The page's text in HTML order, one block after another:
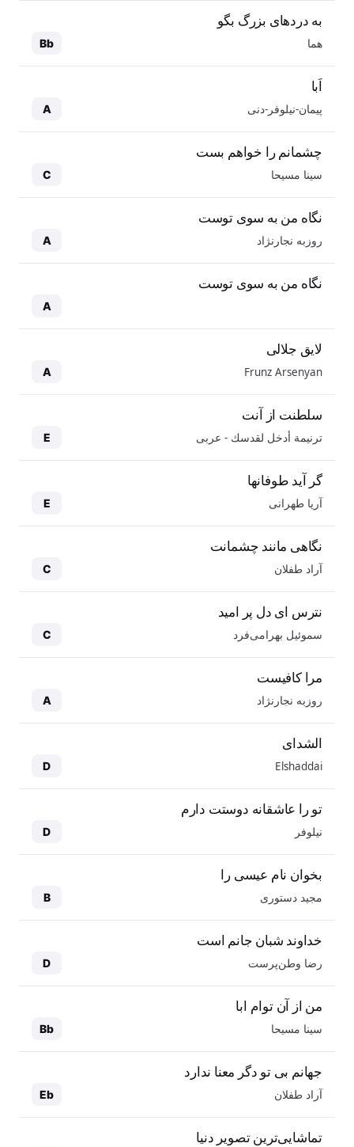
به دردهای بزرگ بگو
هما Bb
اَبا
پیمان-نیلوفر-دنی A
چشمانم را خواهم بست
سینا مسیحا C
نگاه من به سوی توست
روزبه نجارنژاد A
نگاه من به سوی توست
A
لایق جلالی
Frunz Arsenyan
A
سلطنت از آنت
ترنيمة أدخل لقدسك - عربی E
گر آید طوفانها
آریا طهرانی E
نگاهی مانند چشمانت
آراد طفلان C
نترس ای دل پر امید
سموئیل بهرامی‌فرد C
مرا کافیست
روزبه نجارنژاد A
الشدای
Elshaddai
D
تو را عاشقانه دوستت دارم
نیلوفر D
بخوان نام عیسی را
مجید دستوری B
خداوند شبان جانم است
رضا وطن‌پرست D
من از آن توام ابا
سینا مسیحا Bb
جهانم بی تو دگر معنا ندارد
آراد طفلان Eb
تماشایی‌ترین تصویر دنیا